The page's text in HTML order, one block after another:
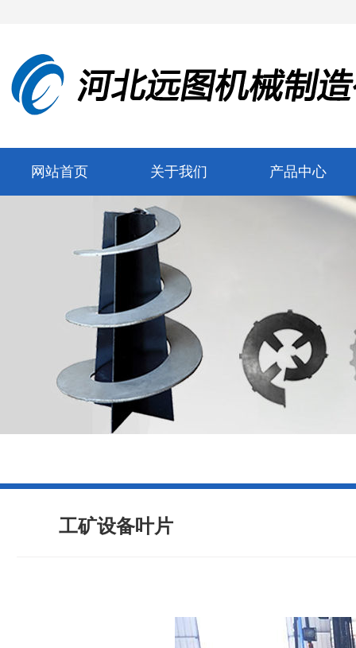
网站首页 关于我们 产品中心
工矿设备叶片